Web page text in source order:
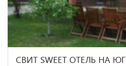
СВИТ SWEET ОТЕЛЬ НА